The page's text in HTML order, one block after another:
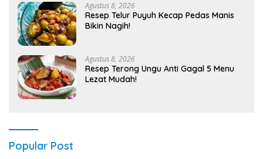
Agustus 8, 2026
Resep Telur Puyuh Kecap Pedas Manis
Bikin Nagih!
Agustus 8, 2026
Resep Terong Ungu Anti Gagal 5 Menu
Lezat Mudah!
Popular Post